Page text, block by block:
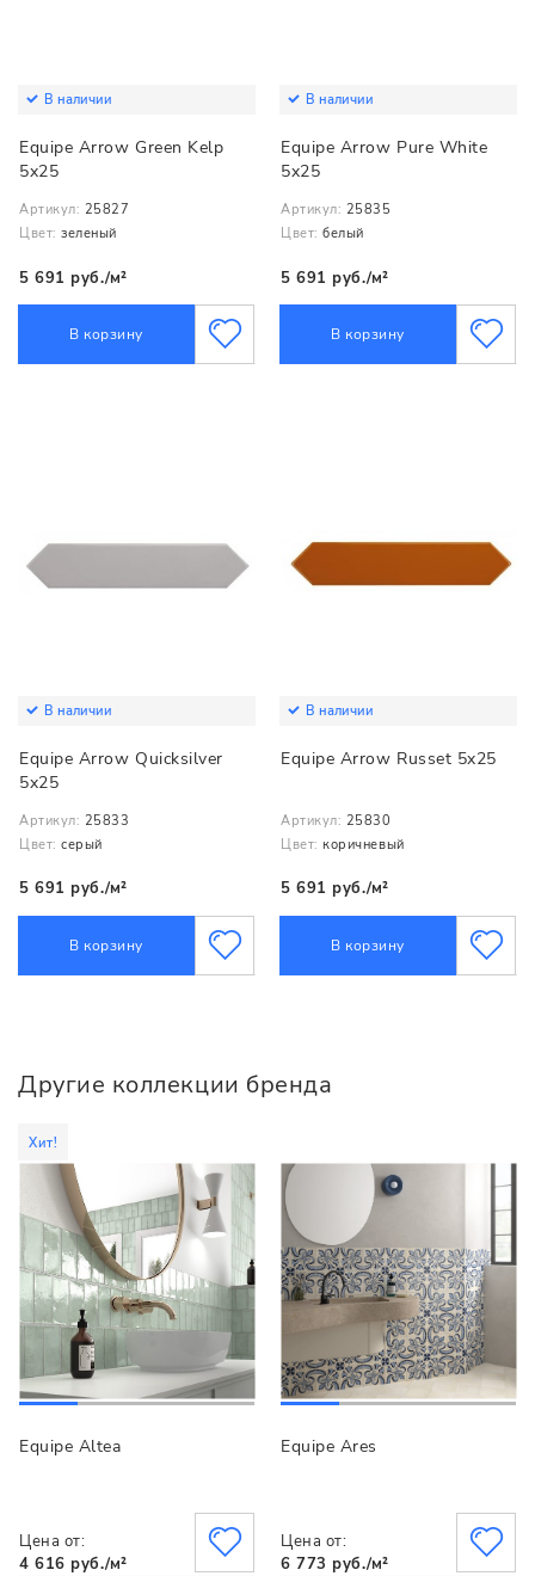
В наличии
Equipe Arrow Green Kelp
5x25
Артикул: 25827
Цвет: зеленый
5 691 руб./м²
В корзину
В наличии
Equipe Arrow Pure White
5x25
Артикул: 25835
Цвет: белый
5 691 руб./м²
В корзину
В наличии
Equipe Arrow Quicksilver
5x25
Артикул: 25833
Цвет: серый
5 691 руб./м²
В корзину
В наличии
Equipe Arrow Russet 5x25
Артикул: 25830
Цвет: коричневый
5 691 руб./м²
В корзину
Другие коллекции бренда
Хит!
Equipe Altea
Цена от:
4 616 руб./м²
Equipe Ares
Цена от:
6 773 руб./м²